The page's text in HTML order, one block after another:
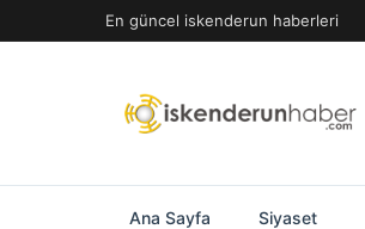
geç
En güncel iskenderun haberleri
Ana Sayfa Siyaset